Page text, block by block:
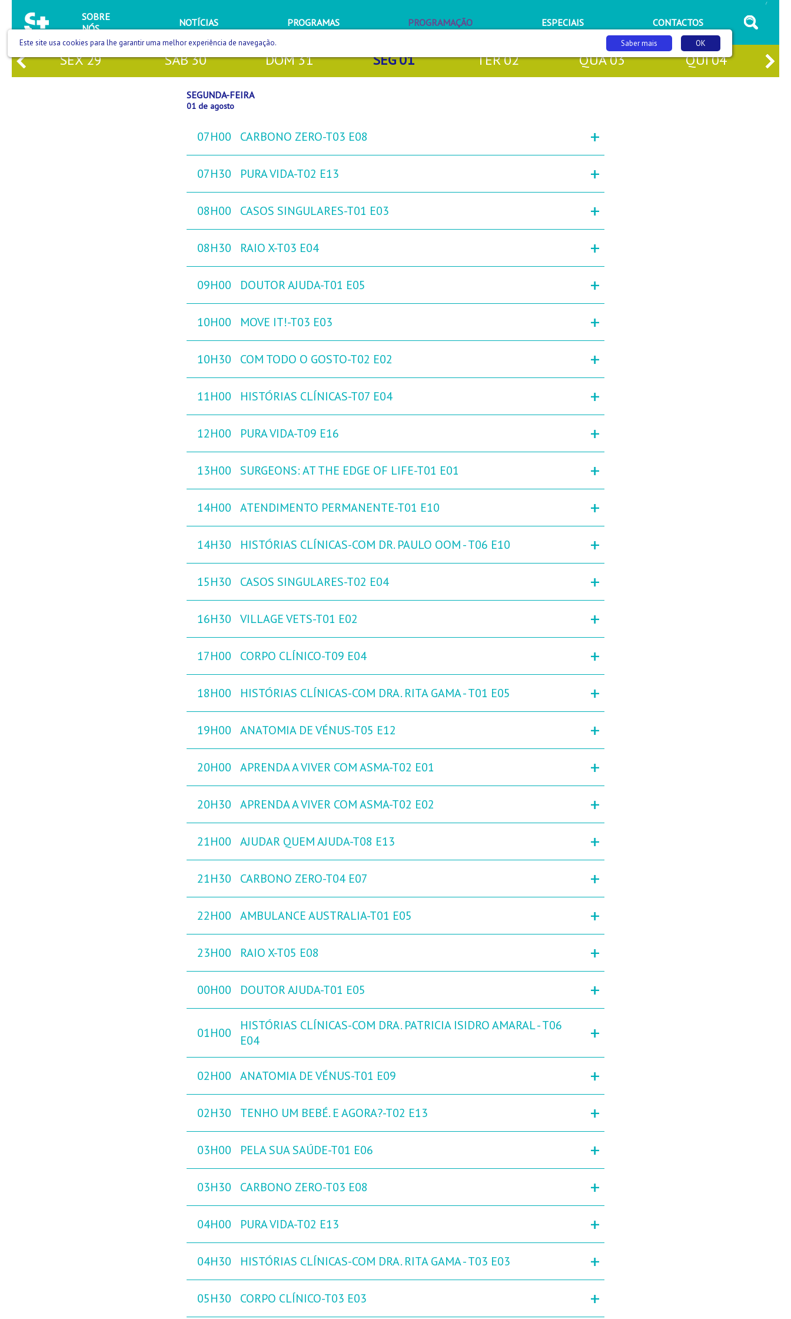
SOBRE
NÓS
NOTÍCIAS PROGRAMAS PROGRAMAÇÃO ESPECIAIS CONTACTOS
/
SEX29 SÁB30 DOM31 SEG01 TER02 QUA03 QUI04
SEGUNDA-FEIRA
01 de agosto
07H00 CARBONO ZERO-T03 E08 +
07H30 PURA VIDA-T02 E13 +
08H00 CASOS SINGULARES-T01 E03 +
08H30 RAIO X-T03 E04 +
09H00 DOUTOR AJUDA-T01 E05 +
10H00 MOVE IT!-T03 E03 +
10H30 COM TODO O GOSTO-T02 E02 +
11H00 HISTÓRIAS CLÍNICAS-T07 E04 +
12H00 PURA VIDA-T09 E16 +
13H00 SURGEONS: AT THE EDGE OF LIFE-T01 E01 +
14H00 ATENDIMENTO PERMANENTE-T01 E10 +
14H30 HISTÓRIAS CLÍNICAS-COM DR. PAULO OOM - T06 E10 +
15H30 CASOS SINGULARES-T02 E04 +
16H30 VILLAGE VETS-T01 E02 +
17H00 CORPO CLÍNICO-T09 E04 +
18H00 HISTÓRIAS CLÍNICAS-COM DRA. RITA GAMA - T01 E05 +
19H00 ANATOMIA DE VÉNUS-T05 E12 +
20H00 APRENDA A VIVER COM ASMA-T02 E01 +
20H30 APRENDA A VIVER COM ASMA-T02 E02 +
21H00 AJUDAR QUEM AJUDA-T08 E13 +
21H30 CARBONO ZERO-T04 E07 +
22H00 AMBULANCE AUSTRALIA-T01 E05 +
23H00 RAIO X-T05 E08 +
00H00 DOUTOR AJUDA-T01 E05 +
01H00
HISTÓRIAS CLÍNICAS-COM DRA. PATRICIA ISIDRO AMARAL - T06
E04
+
02H00 ANATOMIA DE VÉNUS-T01 E09 +
02H30 TENHO UM BEBÉ. E AGORA?-T02 E13 +
03H00 PELA SUA SAÚDE-T01 E06 +
03H30 CARBONO ZERO-T03 E08 +
04H00 PURA VIDA-T02 E13 +
04H30 HISTÓRIAS CLÍNICAS-COM DRA. RITA GAMA - T03 E03 +
05H30 CORPO CLÍNICO-T03 E03 +
Este site usa cookies para lhe garantir uma melhor experiência de navegação. OK
Saber mais